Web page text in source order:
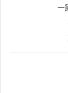
一